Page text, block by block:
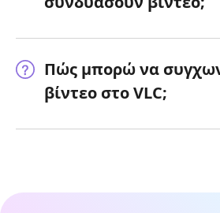
Πώς μπορώ να
βίντεο στο VLC;